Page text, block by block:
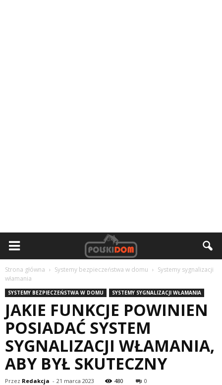
Strona główna Systemy bezpieczeństwa w domu
Systemy sygnalizacji
włamania
SYSTEMY BEZPIECZEŃSTWA W DOMU SYSTEMY SYGNALIZACJI WŁAMANIA
JAKIE FUNKCJE POWINIEN
POSIADAĆ SYSTEM
SYGNALIZACJI WŁAMANIA,
ABY BYŁ SKUTECZNY
Przez Redakcja - 21 marca 2023 480 0